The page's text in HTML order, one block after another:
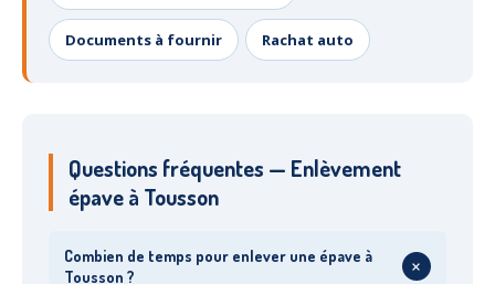
Documents à fournir Rachat auto
Questions fréquentes — Enlèvement
épave à Tousson
Combien de temps pour enlever une épave à
Tousson ?
+